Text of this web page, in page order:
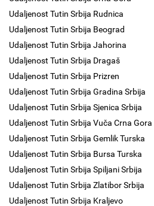
Udaljenost Tutin Srbija Rudnica
Udaljenost Tutin Srbija Beograd
Udaljenost Tutin Srbija Jahorina
Udaljenost Tutin Srbija Dragaš
Udaljenost Tutin Srbija Prizren
Udaljenost Tutin Srbija Gradina Srbija
Udaljenost Tutin Srbija Sjenica Srbija
Udaljenost Tutin Srbija Vuča Crna Gora
Udaljenost Tutin Srbija Gemlik Turska
Udaljenost Tutin Srbija Bursa Turska
Udaljenost Tutin Srbija Spiljani Srbija
Udaljenost Tutin Srbija Zlatibor Srbija
Udaljenost Tutin Srbija Kraljevo